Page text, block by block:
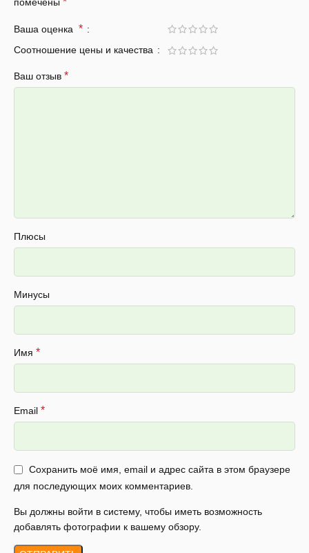
Ваша оценка *
Соотношение цены и качества
Ваш отзыв *
Плюсы
Минусы
Имя *
Email *
Сохранить моё имя, email и адрес сайта в этом браузере
для последующих моих комментариев.
Вы должны войти в систему, чтобы иметь возможность
добавлять фотографии к вашему обзору.